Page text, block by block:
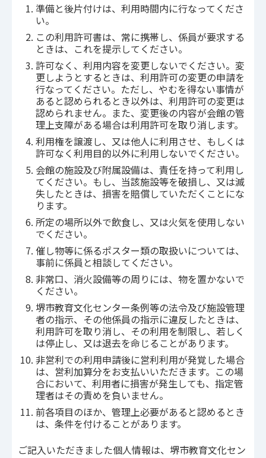
準備と後片付けは、利用時間内に行なってくださ
い。
この利用許可書は、常に携帯し、係員が要求する
ときは、これを提示してください。
許可なく、利用内容を変更しないでください。変
更しようとするときは、利用許可の変更の申請を
行なってください。ただし、やむを得ない事情が
あると認められるとき以外は、利用許可の変更は
認められません。また、変更後の内容が会館の管
理上支障がある場合は利用許可を取り消します。
利用権を譲渡し、又は他人に利用させ、もしくは
許可なく利用目的以外に利用しないでください。
会館の施設及び附属設備は、責任を持って利用し
てください。もし、当該施設等を破損し、又は滅
失したときは、損害を賠償していただくことにな
ります。
所定の場所以外で飲食し、又は火気を使用しない
でください。
催し物等に係るポスター類の取扱いについては、
事前に係員と相談してください。
非常口、消火設備等の周りには、物を置かないで
ください。
堺市教育文化センター条例等の法令及び施設管理
者の指示、その他係員の指示に違反したときは、
利用許可を取り消し、その利用を制限し、若しく
は停止し、又は退去を命じることがあります。
非営利での利用申請後に営利利用が発覚した場合
は、営利加算分をお支払いいただきます。この場
合において、利用者に損害が発生しても、指定管
理者はその責めを負いません。
前各項目のほか、管理上必要があると認めるとき
は、条件を付けることがあります。
ご記入いただきました個人情報は、堺市教育文化セン